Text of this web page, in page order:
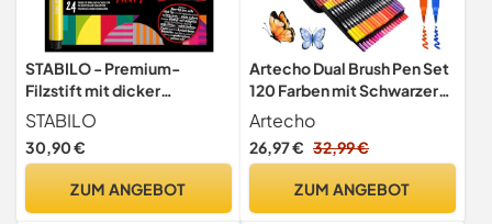
STABILO - Premium-
Filzstift mit dicker
Keilspitze - Pen 68 MAX
STABILO
30,90 €
ZUM ANGEBOT
Artecho Dual Brush Pen Set
120 Farben mit Schwarzer
Tragetasche, Filzstifte
Dicke und Dünne,
Pinselstifte set, Stifte für
Manga, Malbücher und
Artecho
26,97 € 32,99 €
ZUM ANGEBOT